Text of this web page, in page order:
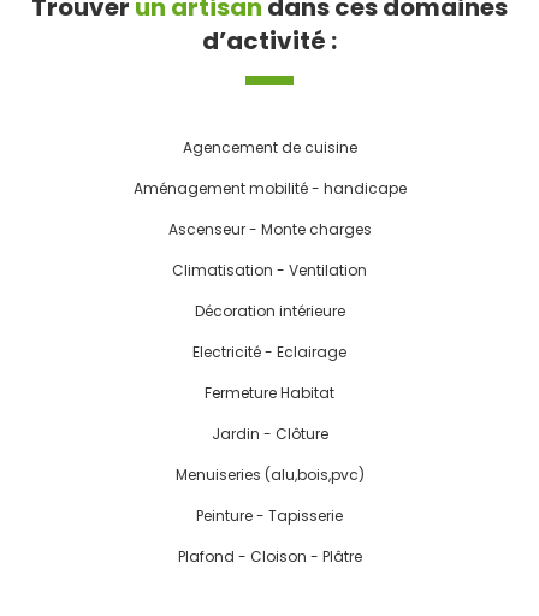
Trouver un artisan dans ces domaines
d’activité :
Agencement de cuisine
Aménagement mobilité - handicape
Ascenseur - Monte charges
Climatisation - Ventilation
Décoration intérieure
Electricité - Eclairage
Fermeture Habitat
Jardin - Clôture
Menuiseries (alu,bois,pvc)
Peinture - Tapisserie
Plafond - Cloison - Plâtre